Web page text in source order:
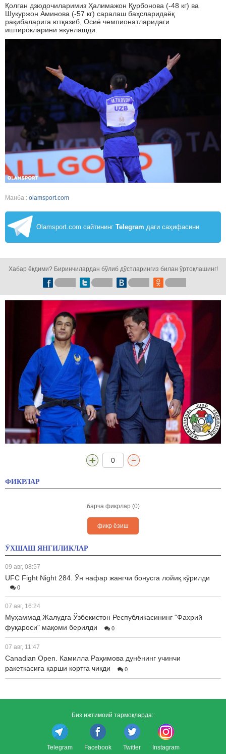
Қолган дзюдочиларимиз Ҳалимажон Қурбонова (-48 кг) ва
Шукуржон Аминова (-57 кг) саралаш баҳсларидаёқ
рақибаларига ютқазиб, Осиё чемпионатларидаги
иштирокларини якунлашди.
Манба : olamsport.com
Olamsport.com сайтининг Telegram даги саҳифасини
Хабар ёқдими? Биринчилардан бўлиб дўстларингиз билан ўртоқлашинг!
0
ФИКРЛАР
барча фикрлар (0)
фикр ёзиш
ЎХШАШ ЯНГИЛИКЛАР
09 авг, 08:57
UFC Fight Night 284. Ўн нафар жангчи бонусга лойиқ кўрилди
0
07 авг, 16:24
Муҳаммад Жалудга Ўзбекистон Республикасининг "Фахрий
фуқароси" мақоми берилди
0
07 авг, 11:47
Canadian Open. Камилла Раҳимова дунёнинг учинчи
ракеткасига қарши кортга чиқди
0
Биз ижтимоий тармоқларда::
Telegram Facebook Twitter Instagram